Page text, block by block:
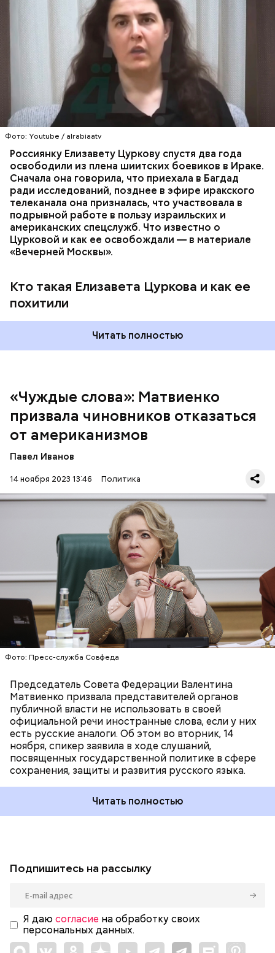
Фото: Youtube / alrabiaatv
Россиянку Елизавету Цуркову спустя два года
освободили из плена шиитских боевиков в Ираке.
Сначала она говорила, что приехала в Багдад
ради исследований, позднее в эфире иракского
телеканала она призналась, что участвовала в
подрывной работе в пользу израильских и
американских спецслужб. Что известно о
Цурковой и как ее освобождали — в материале
«Вечерней Москвы».
Кто такая Елизавета Цуркова и как ее
похитили
Елизавета Цуркова — ученый и эксперт по Сирии и
Ближнему Востоку, докторант кафедры
политологии Принстонского университета США.
Она занимается изучением джихадистских
группировок и ведет популярный тематический
блог. Цуркова родилась в России, однако, когда ей
исполнилось четыре года, ее семья перебралась
жить в Израиль.
Читать полностью
ПОХИЩЕНИЯ США
ИЗРАИЛЬ
ЗАЛОЖНИКИ
«Чуждые слова»: Матвиенко
призвала чиновников отказаться
от американизмов
Павел Иванов
14 ноября 2023 13:46 Политика
Фото: Пресс-служба Совфеда
Председатель Совета Федерации Валентина
Матвиенко призвала представителей органов
публичной власти не использовать в своей
официальной речи иностранные слова, если у них
есть русские аналоги. Об этом во вторник, 14
ноября, спикер заявила в ходе слушаний,
посвященных государственной политике в сфере
сохранения, защиты и развития русского языка.
— Чуждые слова используются в официальной
речи без надобности при наличии устоявшихся
русских соответствий, — заявила Матвиенко.
Председатель выделила термины «модератор»,
«дедлайн», «кофебрейк» и призвала их заменить на
их использование выглядит совершенно неуместно
и с этим нужно бороться.
Спикер Совфеда заявила, что необходимо начать
борьбу с органов публичной власти. Чиновникам
необходимо следить за своей речью и
содержанием документов. Матвиенко в
подтверждение своих слов привела цитату
советского и российского лингвиста Людмилы
Вербицкой: «Давайте говорить и писать по-русски
правильно».
Читать полностью
РУССКИЙ ЯЗЫК
ЧИНОВНИКИ
ВАЛЕНТИНА МАТВИЕНКО
Подпишитесь на рассылку
Я даю согласие на обработку своих
персональных данных.